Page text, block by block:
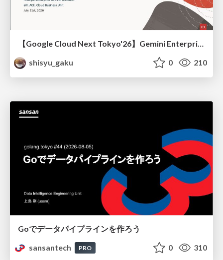
【Google Cloud Next Tokyo'26】Gemini Enterprise と Oracle AI Database で実現する、 業務データ活用を実現する AI エージェント実装
shisyu_gaku
0 210
Goでデータパイプラインを作ろう
sansantech
PRO 0 310